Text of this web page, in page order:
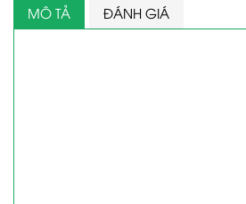
MÔ TẢ ĐÁNH GIÁ